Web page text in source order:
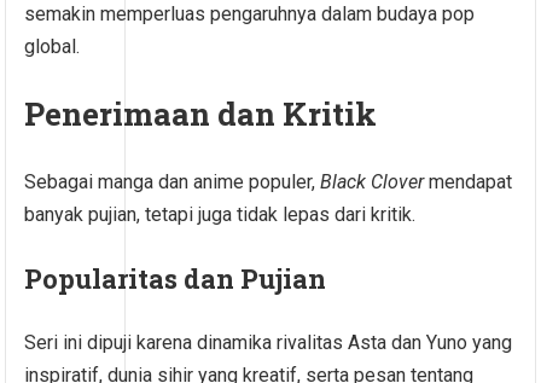
semakin memperluas pengaruhnya dalam budaya pop
global.
Penerimaan dan Kritik
Sebagai manga dan anime populer,Black Clovermendapat
banyak pujian, tetapi juga tidak lepas dari kritik.
Popularitas dan Pujian
Seri ini dipuji karena dinamika rivalitas Asta dan Yuno yang
inspiratif, dunia sihir yang kreatif, serta pesan tentang